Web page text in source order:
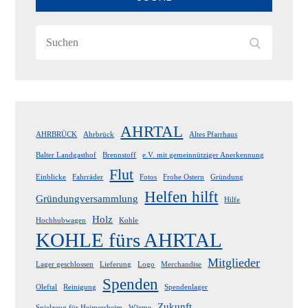
AHRBRÜCK Ahrbrück AHRTAL Altes Pfarrhaus
Balter Landgasthof Brennstoff e.V. mit gemeinnütziger Anerkennung
Einblicke Fahrräder Flut Fotos Frohe Ostern Gründung
Gründungversammlung Helfen hilft Hilfe
Hochhubwagen Holz Kohle
KOHLE fürs AHRTAL
Lager geschlossen Lieferung Logo Merchandise Mitglieder
Oleftal Reinigung Spenden Spendenlager